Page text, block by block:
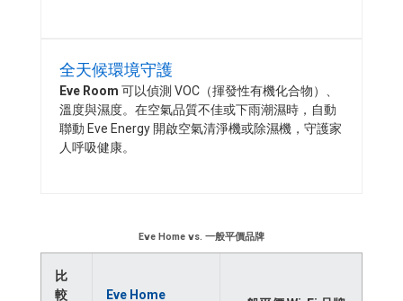
全天候環境守護
Eve Room 可以偵測 VOC（揮發性有機化合物）、
溫度與濕度。在空氣品質不佳或下雨潮濕時，自動
聯動 Eve Energy 開啟空氣清淨機或除濕機，守護家
人呼吸健康。
比
較
Eve Home
Eve Home vs. 一般平價品牌